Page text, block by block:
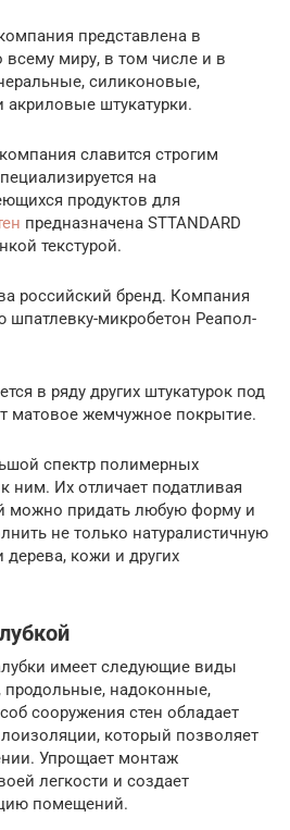
представлена в
всему миру, в том числе и в
силиконовые,
штукатурки.
славится строгим
на
продуктов для
предназначена STTANDARD
текстурой.
российский бренд. Компания
шпатлевку-микробетон Реапол-
в ряду других штукатурок под
матовое жемчужное покрытие.
спектр полимерных
ним. Их отличает податливая
можно придать любую форму и
не только натуралистичную
кожи и других
имеет следующие виды
продольные, надоконные,
сооружения стен обладает
который позволяет
Упрощает монтаж
легкости и создает
помещений.